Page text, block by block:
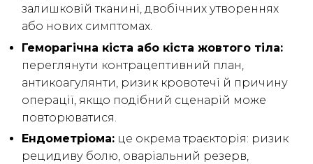
залишковій тканині, двобічних утвореннях
або нових симптомах.
Геморагічна кіста або кіста жовтого тіла:
переглянути контрацептивний план,
антикоагулянти, ризик кровотечі й причину
операції, якщо подібний сценарій може
повторюватися.
Ендометріома: це окрема траєкторія: ризик
рецидиву болю, оваріальний резерв,